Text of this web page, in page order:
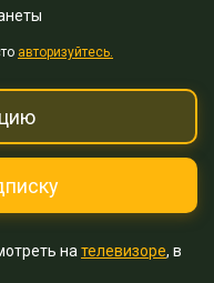
авторизуйтесь.
на телевизоре, в